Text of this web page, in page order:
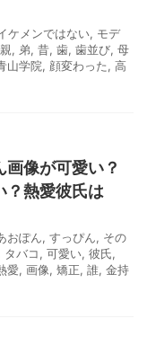
ケメンではない, モデ
, 弟, 昔, 歯, 歯並び, 母
山学院, 顔変わった, 高
像が可愛い？
？熱愛彼氏は
おぽん, すっぴん, その
タバコ, 可愛い, 彼氏,
愛, 画像, 矯正, 誰, 金持